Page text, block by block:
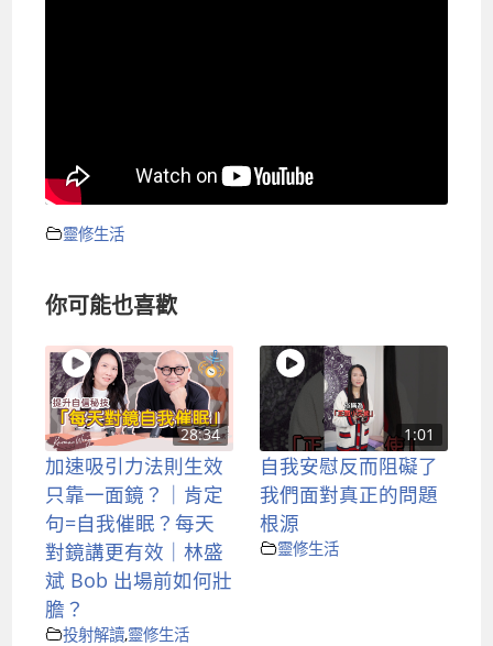
靈修生活
你可能也喜歡
28:34
加速吸引力法則生效
只靠一面鏡？｜肯定
句=自我催眠？每天
對鏡講更有效｜林盛
斌 Bob 出場前如何壯
膽？
投射解讀,靈修生活
1:01
自我安慰反而阻礙了
我們面對真正的問題
根源
靈修生活